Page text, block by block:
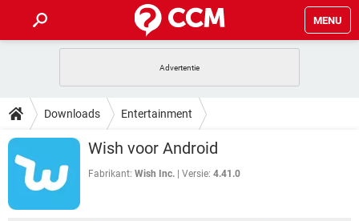
MENU
INSTAGRAM WINDOWS 10
CORONAVIRUS
GRATIS SNAPCHAT
HOW-TO
VIDEOBELLEN GAMES
INSTAGRAM
NETFLIX
DOWNLOADS
VIDEOBELLEN GAMES
FORUM
Downloads Entertainment
Wish voor Android
Fabrikant: Wish Inc. Versie: 4.41.0